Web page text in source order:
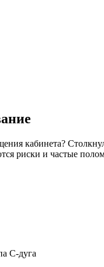
кабинета?
риски и частые
C-дуга